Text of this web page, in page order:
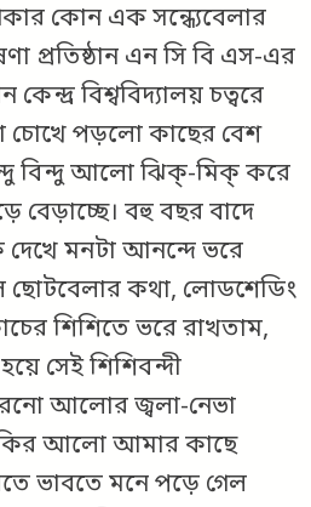
কোন এক সন্ধ্যেবেলার
প্রতিষ্ঠান এন সি বি এস-এর
কেন্দ্র বিশ্ববিদ্যালয় চত্বরে
চোখে পড়লো কাছের বেশ
বিন্দু আলো ঝিক্-মিক্ করে
বেড়াচ্ছে। বহু বছর বাদে
মনটা আনন্দে ভরে
ছোটবেলার কথা, লোডশেডিং
শিশিতে ভরে রাখতাম,
সেই শিশিবন্দী
আলোর জ্বলা-নেভা
আলো আমার কাছে
ভাবতে মনে পড়ে গেল